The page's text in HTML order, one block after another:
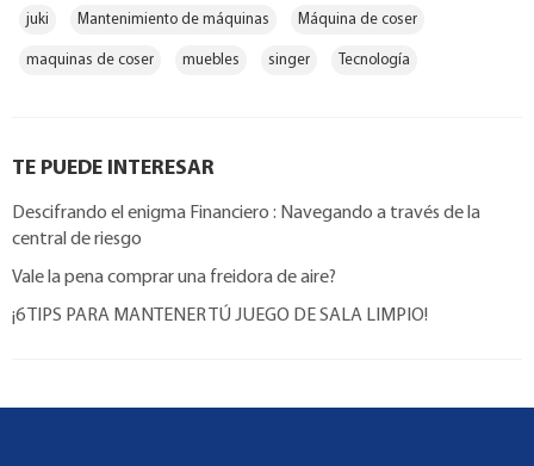
juki Mantenimiento de máquinas Máquina de coser
maquinas de coser muebles singer Tecnología
TE PUEDE INTERESAR
Descifrando el enigma Financiero : Navegando a través de la
central de riesgo
Vale la pena comprar una freidora de aire?
¡6 TIPS PARA MANTENER TÚ JUEGO DE SALA LIMPIO!